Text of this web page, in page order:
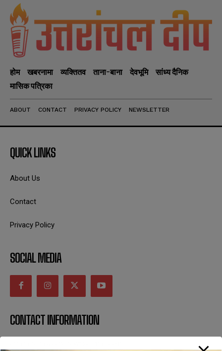
होम खबरनामा व्यक्तितव ताना-बाना देवभूमि
सांध्य दैनिक
मासिक पत्रिका
ABOUT CONTACT PRIVACY POLICY NEWSLETTER
QUICK LINKS
About Us
Contact
Privacy Policy
SOCIAL MEDIA
CONTACT INFORMATION